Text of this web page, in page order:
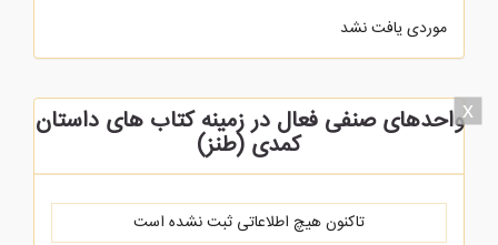
موردی یافت نشد
xواحدهای صنفی فعال در زمینه کتاب های داستان
کمدی (طنز)
تاکنون هیچ اطلاعاتی ثبت نشده است